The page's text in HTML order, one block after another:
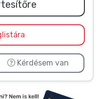
Kérdésem van